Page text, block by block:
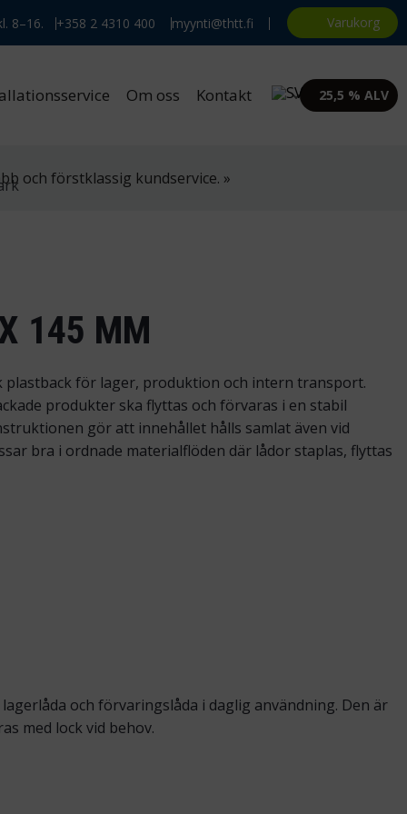
8–16. +358 2 4310 400 myynti@thtt.fi Varukorg
Om oss Kontakt 25,5 % ALV
och förstklassig kundservice. »
145 MM
plastback för lager, produktion och intern transport.
produkter ska flyttas och förvaras i en stabil
gör att innehållet hålls samlat även vid
bra i ordnade materialflöden där lådor staplas, flyttas
och förvaringslåda i daglig användning. Den är
med lock vid behov.